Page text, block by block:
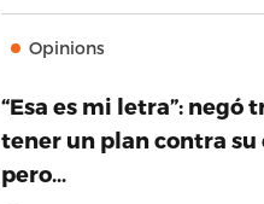
Opinions
“Esa es mi letra”: negó
tener un plan contra su
pero…